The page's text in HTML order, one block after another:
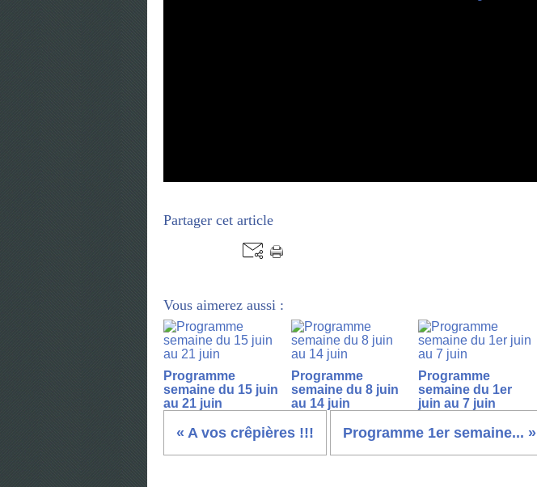
Partager cet article
Vous aimerez aussi :
Programme
semaine du 15 juin
au 21 juin
Programme
semaine du 8 juin
au 14 juin
Programme
semaine du 1er
juin au 7 juin
« A vos crêpières !!! Programme 1er semaine... »